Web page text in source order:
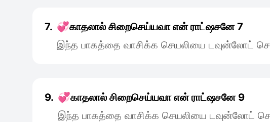
7. 💞காதலால் சிறைசெய்யவா என் ராட்ஷசனே 7
இந்த பாகத்தை வாசிக்க செயலியை டவுன்லோட்
9. 💞காதலால் சிறைசெய்யவா என் ராட்ஷசனே 9
இந்த பாகத்தை வாசிக்க செயலியை டவுன்லோட்